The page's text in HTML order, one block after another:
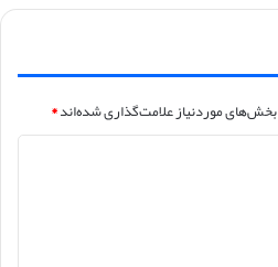
بخش‌های موردنیاز علامت‌گذاری شده‌اند*